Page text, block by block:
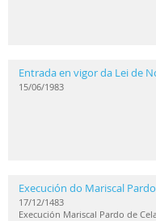
Entrada en vigor da Lei de
15/06/1983
Execución do Mariscal
17/12/1483
Execución Mariscal Pardo de